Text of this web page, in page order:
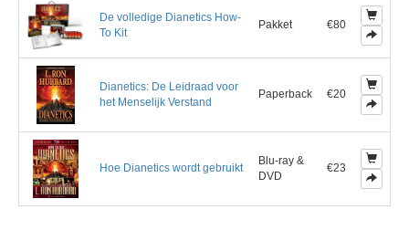
De volledige Dianetics How-
To Kit
Pakket €80
Dianetics: De Leidraad voor
het Menselijk Verstand
Paperback €20
Hoe Dianetics wordt gebruikt
Blu-ray &
DVD
€23